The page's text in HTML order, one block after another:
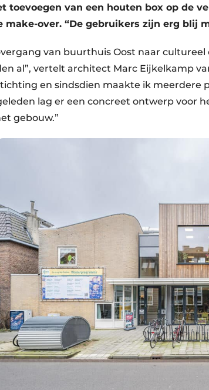
toevoegen van een houten box op de
make-over. “De gebruikers zijn erg blij
van buurthuis Oost naar
al”, vertelt architect Marc Eijkelkamp
en sindsdien maakte ik meerdere
lag er een concreet ontwerp voor
gebouw.”